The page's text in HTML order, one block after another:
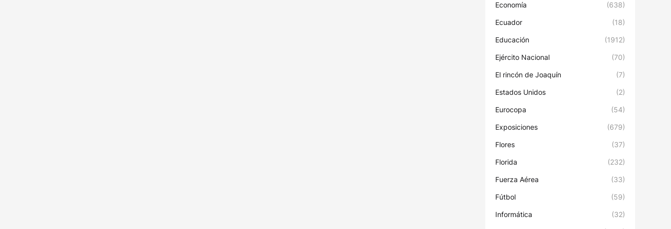
Economía (638)
Ecuador (18)
Educación (1912)
Ejército Nacional (70)
El rincón de Joaquín (7)
Estados Unidos (2)
Eurocopa (54)
Exposiciones (679)
Flores (37)
Florida (232)
Fuerza Aérea (33)
Fútbol (59)
Informática (32)